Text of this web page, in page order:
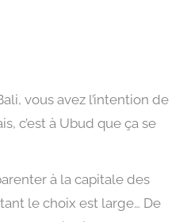
vous avez l’intention de
c’est à Ubud que ça se
à la capitale des
le choix est large… De